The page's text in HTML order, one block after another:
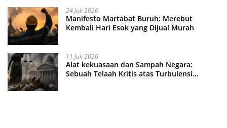
24 Juli 2026
Manifesto Martabat Buruh: Merebut
Kembali Hari Esok yang Dijual Murah
11 Juli 2026
Alat kekuasaan dan Sampah Negara:
Sebuah Telaah Kritis atas Turbulensi